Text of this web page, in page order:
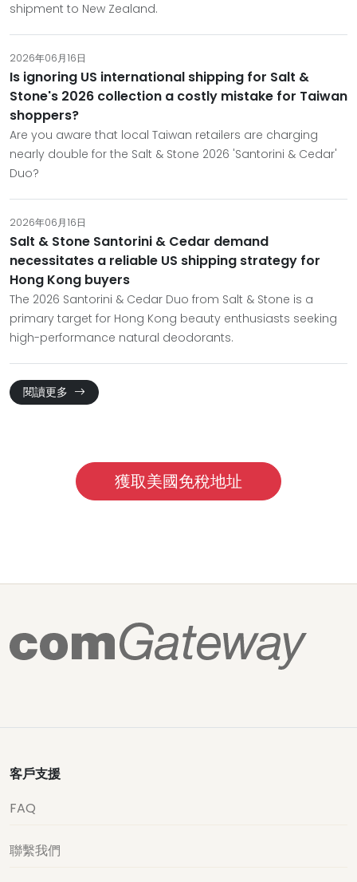
shipment to New Zealand.
2026年06月16日
Is ignoring US international shipping for Salt &
Stone's 2026 collection a costly mistake for Taiwan
shoppers?
Are you aware that local Taiwan retailers are charging
nearly double for the Salt & Stone 2026 'Santorini & Cedar'
Duo?
2026年06月16日
Salt & Stone Santorini & Cedar demand
necessitates a reliable US shipping strategy for
Hong Kong buyers
The 2026 Santorini & Cedar Duo from Salt & Stone is a
primary target for Hong Kong beauty enthusiasts seeking
high-performance natural deodorants.
閱讀更多
獲取美國免稅地址
客戶支援
FAQ
聯繫我們